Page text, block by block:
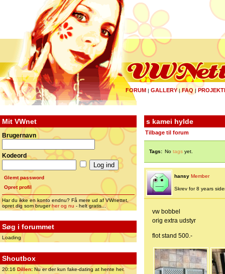
FORUM | GALLERY|FAQ |
Mit VWnet
Brugernavn
Kodeord
Glemt password
Opret profil
Har du ikke en konto endnu? Få mere ud af VWnettet,
opret dig som brugerher og nu - helt gratis...
Søg i forummet
Loading
Shoutbox
20:16 Dillen: Nu er der kun fake-dating at hente her.
s kamei hylde
Tilbage til forum
Tags: No tags yet.
hansy Member
Skrev for 8 years
vw bobbel
orig extra udstyr
flot stand 500.-